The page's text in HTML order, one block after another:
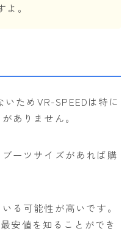
。
ためVR-SPEEDは特に
ありません。
ーツサイズがあれば購
る可能性が高いです。
安値を知ることができ